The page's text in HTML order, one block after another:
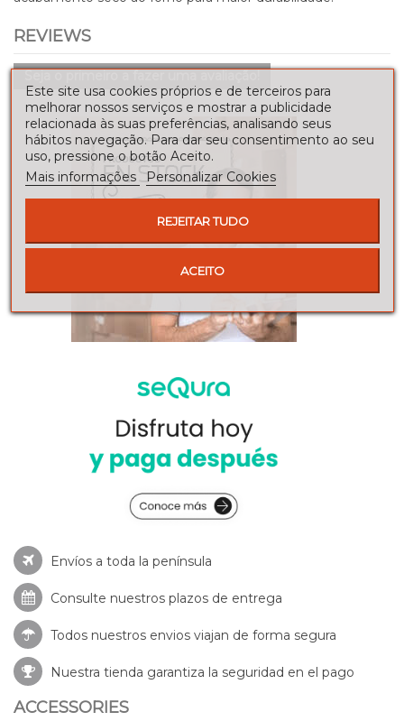
REVIEWS
Envíos a toda la península
Consulte nuestros plazos de entrega
Todos nuestros envios viajan de forma segura
Nuestra tienda garantiza la seguridad en el pago
ACCESSORIES
Este site usa cookies próprios e de terceiros para
melhorar nossos serviços e mostrar a publicidade
relacionada às suas preferências, analisando seus
hábitos navegação. Para dar seu consentimento ao seu
uso, pressione o botão Aceito.
Mais informações Personalizar Cookies
REJEITAR TUDO
ACEITO